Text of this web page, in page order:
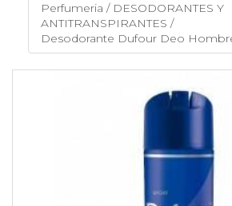
Perfumeria / DESODORANTES Y
ANTITRANSPIRANTES /
Desodorante Dufour Deo